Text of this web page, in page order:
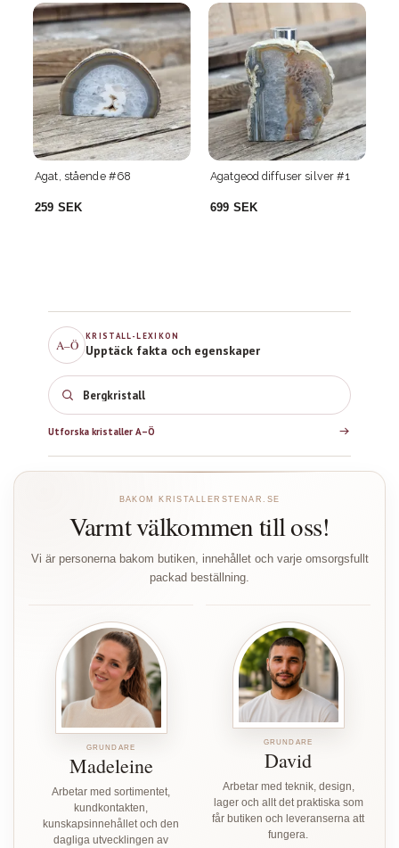
A–Ö
KRISTALL-LEXIKON
Upptäck fakta och egenskaper
Bergkristall
Utforska kristaller A–Ö
BAKOM KRISTALLERSTENAR.SE
Varmt välkommen till oss!
Vi är personerna bakom butiken, innehållet och varje omsorgsfullt
packad beställning.
GRUNDARE
Madeleine
Arbetar med sortimentet,
kundkontakten,
kunskapsinnehållet och den
dagliga utvecklingen av
GRUNDARE
David
Arbetar med teknik, design,
lager och allt det praktiska som
får butiken och leveranserna att
fungera.
Agatgeod diffuser silver #1
699 SEK
Agatgeod i par #10
329 SEK